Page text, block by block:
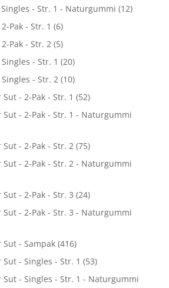
Singles - Str. 1 - Naturgummi (12)
Pak - Str. 1 (6)
Pak - Str. 2 (5)
- Str. 1 (20)
- Str. 2 (10)
- 2-Pak - Str. 1 (52)
Sut - 2-Pak - Str. 1 - Naturgummi
- 2-Pak - Str. 2 (75)
Sut - 2-Pak - Str. 2 - Naturgummi
- 2-Pak - Str. 3 (24)
Sut - 2-Pak - Str. 3 - Naturgummi
Sut - Sampak (416)
Sut - Singles - Str. 1 (53)
Sut - Singles - Str. 1 - Naturgummi